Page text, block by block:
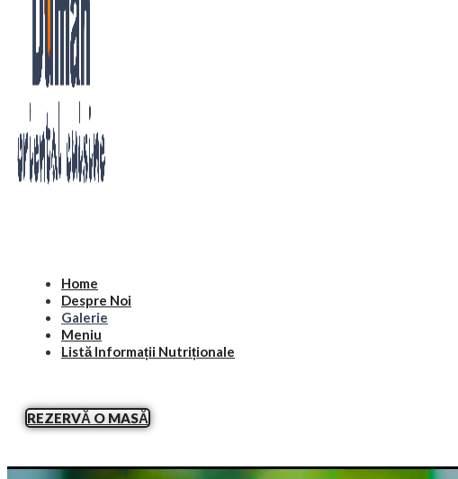
Home
Despre Noi
Galerie
Meniu
Listă Informații Nutriționale
REZERVĂ O MASĂ